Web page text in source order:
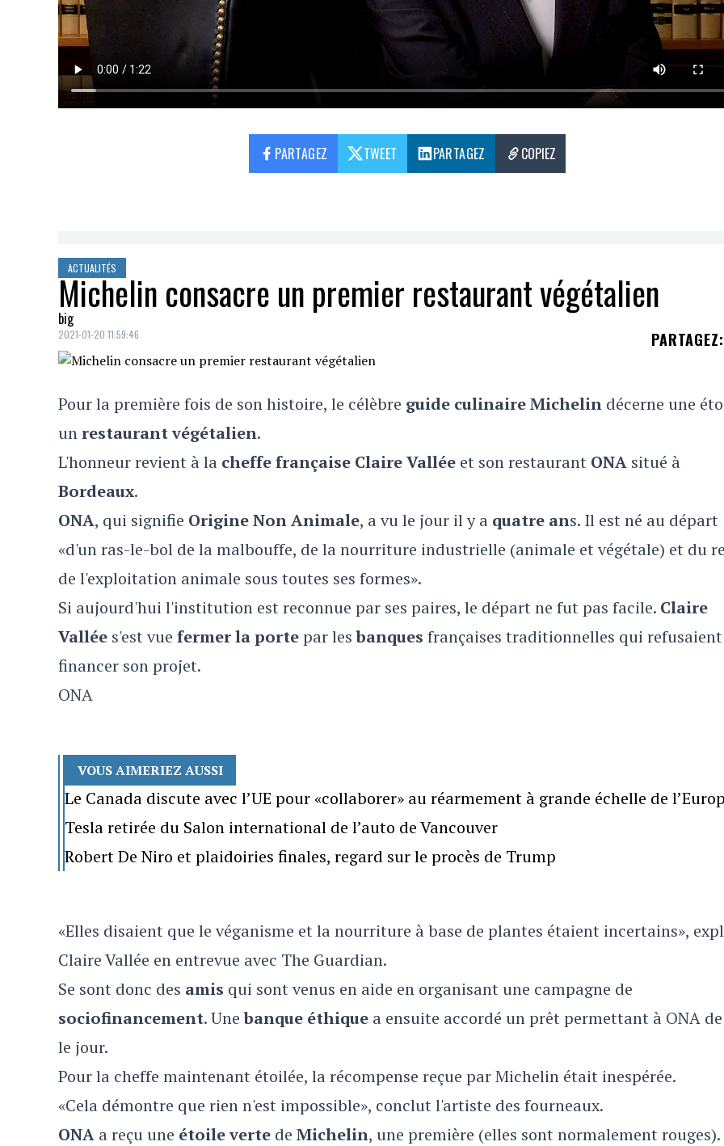
PARTAGEZ TWEET PARTAGEZ COPIEZ
ACTUALITÉS
Michelin consacre un premier restaurant végétalien
big
2021-01-20 11:59:46 PARTAGEZ:
Pour la première fois de son histoire, le célèbre guide culinaire Michelin décerne une
unrestaurant végétalien.
L'honneur revient à la cheffe française Claire Vallée et son restaurant ONA situé à
Bordeaux.
ONA, qui signifie Origine Non Animale, a vu le jour il y a quatre ans. Il est né au départ
«d'un ras-le-bol de la malbouffe, de la nourriture industrielle (animale et végétale) et du
de l'exploitation animale sous toutes ses formes».
Si aujourd'hui l'institution est reconnue par ses paires, le départ ne fut pas facile. Claire
Vallée s'est vue fermer la portepar lesbanques françaises traditionnelles qui
financer son projet.
ONA
VOUS AIMERIEZ AUSSI
Le Canada discute avec l’UE pour «collaborer» au réarmement à grande échelle de
Tesla retirée du Salon international de l’auto de Vancouver
Robert De Niro et plaidoiries finales, regard sur le procès de Trump
«Elles disaient que le véganisme et la nourriture à base de plantes étaient incertains»,
Claire Vallée en entrevue avec The Guardian.
Se sont donc des amis qui sont venus en aide en organisant une campagne de
sociofinancement. Unebanque éthique a ensuite accordé un prêt permettant à ONA
le jour.
Pour la cheffe maintenant étoilée, la récompense reçue par Michelin était inespérée.
«Cela démontre que rien n'est impossible», conclut l'artiste des fourneaux.
ONA a reçu une étoile verte de Michelin, une première (elles sont normalement rouges).